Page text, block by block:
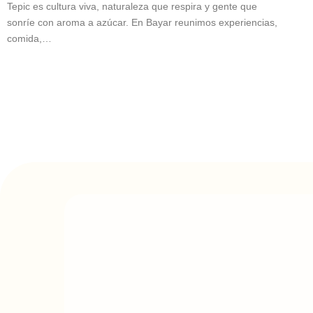
Tepic es cultura viva, naturaleza que respira y gente que
sonríe con aroma a azúcar. En Bayar reunimos experiencias,
comida,…